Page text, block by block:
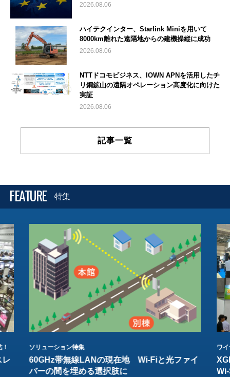
2026.08.06
ハイテクインター、Starlink Miniを用いて
8000km離れた遠隔地からの建機操縦に成功
2026.08.06
NTTドコモビジネス、IOWN APNを活用したチ
リ銅鉱山の遠隔オペレーション高度化に向けた
実証
2026.08.06
記事一覧
FEATURE 特集
レ
ソリューション特集
60GHz帯無線LANの現在地 Wi-Fiと光ファイ
バーの間を埋める選択肢に
ワ